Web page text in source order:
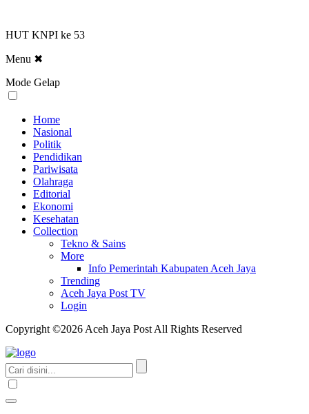
HUT KNPI ke 53
Menu ✖
Mode Gelap
Home
Nasional
Politik
Pendidikan
Pariwisata
Olahraga
Editorial
Ekonomi
Kesehatan
Collection
Tekno & Sains
More
Info Pemerintah Kabupaten Aceh Jaya
Trending
Aceh Jaya Post TV
Login
Copyright ©2026 Aceh Jaya Post All Rights Reserved